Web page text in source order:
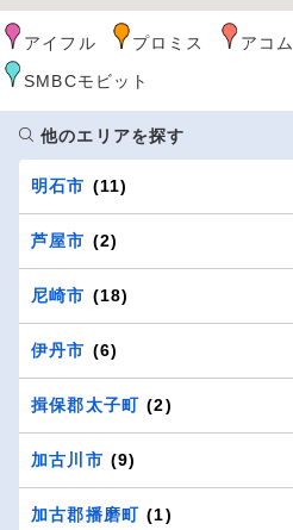
アイフル プロミス アコム
SMBCモビット
他のエリアを探す
明石市 (11)
芦屋市 (2)
尼崎市 (18)
伊丹市 (6)
揖保郡太子町 (2)
加古川市 (9)
加古郡播磨町 (1)